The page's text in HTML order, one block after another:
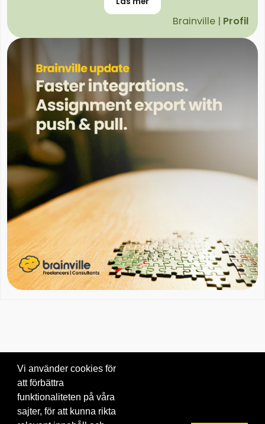
Brainville | Profil
© 2026 Brainville AB. |Villkor för tjänsten
Vi använder cookies för
att förbättra
funktionaliteten på våra
sajter, för att kunna rikta